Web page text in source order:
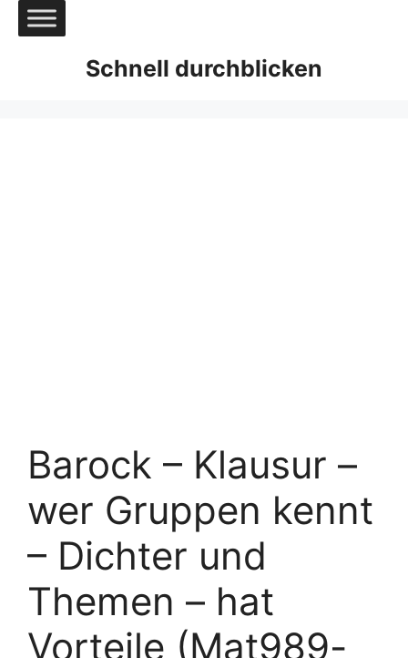
Zum
Inhalt
Schnell durchblicken
Barock – Klausur –
wer Gruppen kennt
– Dichter und
Themen – hat
Vorteile (Mat989-